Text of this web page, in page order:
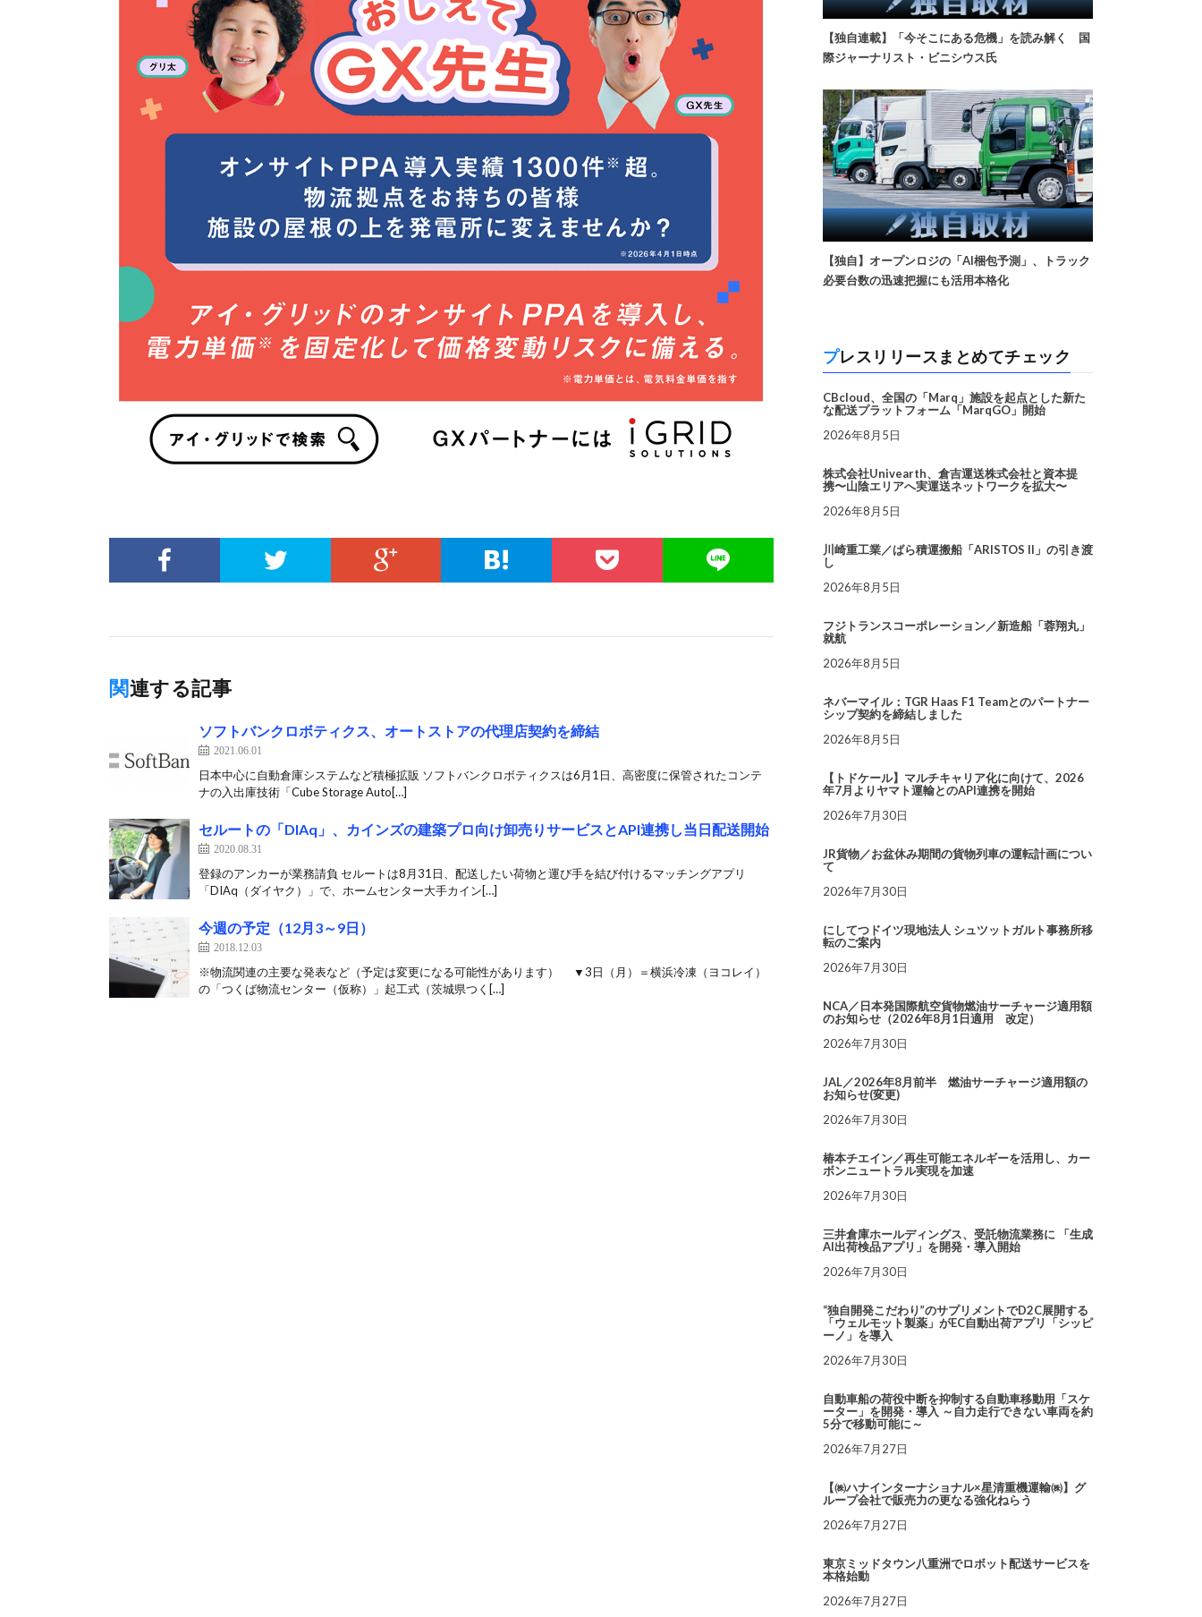
関連する記事
ソフトバンクロボティクス、オートストアの代理店契約を締結
2021.06.01
日本中心に自動倉庫システムなど積極拡販 ソフトバンクロボティクスは6月1日、高密度に保管されたコンテ
ナの入出庫技術「Cube Storage Auto[…]
セルートの「DIAq」、カインズの建築プロ向け卸売りサービスとAPI連携し当日配送開始
2020.08.31
登録のアンカーが業務請負 セルートは8月31日、配送したい荷物と運び手を結び付けるマッチングアプリ
「DIAq（ダイヤク）」で、ホームセンター大手カイン[…]
今週の予定（12月3～9日）
2018.12.03
※物流関連の主要な発表など（予定は変更になる可能性があります） ▼3日（月）＝横浜冷凍（ヨコレイ）
の「つくば物流センター（仮称）」起工式（茨城県つく[…]
【独自連載】「今そこにある危機」を読み解く 国
際ジャーナリスト・ビニシウス氏
【独自】オープンロジの「AI梱包予測」、トラック
必要台数の迅速把握にも活用本格化
プレスリリースまとめてチェック
CBcloud、全国の「Marq」施設を起点とした新た
な配送プラットフォーム「MarqGO」開始
2026年8月5日
株式会社Univearth、倉吉運送株式会社と資本提
携〜山陰エリアへ実運送ネットワークを拡大〜
2026年8月5日
川崎重工業／ばら積運搬船「ARISTOS II」の引き渡
し
2026年8月5日
フジトランスコーポレーション／新造船「蓉翔丸」
就航
2026年8月5日
ネバーマイル：TGR Haas F1 Teamとのパートナー
シップ契約を締結しました
2026年8月5日
【トドケール】マルチキャリア化に向けて、2026
年7月よりヤマト運輸とのAPI連携を開始
2026年7月30日
JR貨物／お盆休み期間の貨物列車の運転計画につい
て
2026年7月30日
にしてつドイツ現地法人 シュツットガルト事務所移
転のご案内
2026年7月30日
NCA／日本発国際航空貨物燃油サーチャージ適用額
のお知らせ（2026年8月1日適用 改定）
2026年7月30日
JAL／2026年8月前半 燃油サーチャージ適用額の
お知らせ(変更)
2026年7月30日
椿本チエイン／再生可能エネルギーを活用し、カー
ボンニュートラル実現を加速
2026年7月30日
三井倉庫ホールディングス、受託物流業務に 「生成
AI出荷検品アプリ」を開発・導入開始
2026年7月30日
“独自開発こだわり”のサプリメントでD2C展開する
「ウェルモット製薬」がEC自動出荷アプリ「シッピ
ーノ」を導入
2026年7月30日
自動車船の荷役中断を抑制する自動車移動用「スケ
ーター」を開発・導入 ～自力走行できない車両を約
5分で移動可能に～
2026年7月27日
【㈱ハナインターナショナル×星清重機運輸㈱】グ
ループ会社で販売力の更なる強化ねらう
2026年7月27日
東京ミッドタウン八重洲でロボット配送サービスを
本格始動
2026年7月27日